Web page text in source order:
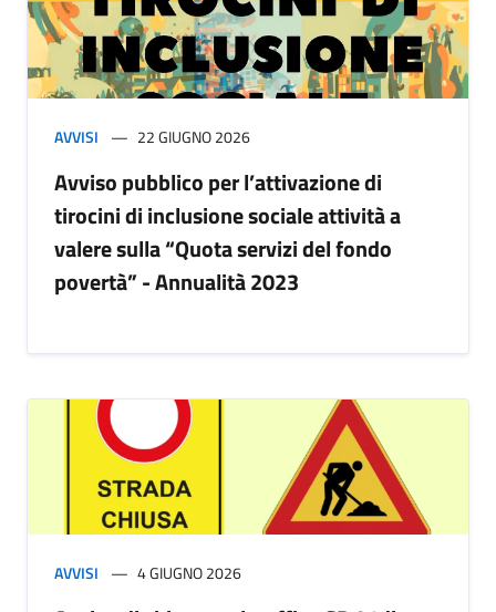
AVVISI 22 GIUGNO 2026
Avviso pubblico per l’attivazione di
tirocini di inclusione sociale attività a
valere sulla “Quota servizi del fondo
povertà” - Annualità 2023
AVVISI 4 GIUGNO 2026